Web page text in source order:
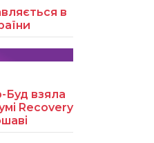
в
Буд взяла
Recovery